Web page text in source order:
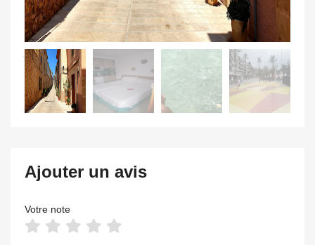
Ajouter un avis
Votre note